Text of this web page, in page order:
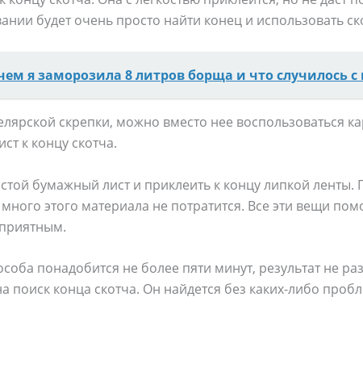
будет очень просто найти конец и использовать
я заморозила 8 литров борща и что случилось
скрепки, можно вместо нее воспользоваться
к концу скотча.
бумажный лист и приклеить к концу липкой ленты.
этого материала не потратится. Все эти вещи
понадобится не более пяти минут, результат не
поиск конца скотча. Он найдется без каких-либо